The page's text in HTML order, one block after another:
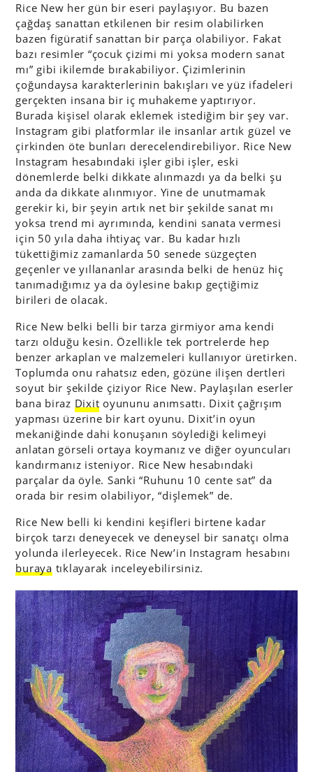
Rice New her gün bir eseri paylaşıyor. Bu bazen
çağdaş sanattan etkilenen bir resim olabilirken
bazen figüratif sanattan bir parça olabiliyor. Fakat
bazı resimler “çocuk çizimi mi yoksa modern sanat
mı” gibi ikilemde bırakabiliyor. Çizimlerinin
çoğundaysa karakterlerinin bakışları ve yüz ifadeleri
gerçekten insana bir iç muhakeme yaptırıyor.
Burada kişisel olarak eklemek istediğim bir şey var.
Instagram gibi platformlar ile insanlar artık güzel ve
çirkinden öte bunları derecelendirebiliyor. Rice New
Instagram hesabındaki işler gibi işler, eski
dönemlerde belki dikkate alınmazdı ya da belki şu
anda da dikkate alınmıyor. Yine de unutmamak
gerekir ki, bir şeyin artık net bir şekilde sanat mı
yoksa trend mi ayrımında, kendini sanata vermesi
için 50 yıla daha ihtiyaç var. Bu kadar hızlı
tükettiğimiz zamanlarda 50 senede süzgeçten
geçenler ve yıllananlar arasında belki de henüz hiç
tanımadığımız ya da öylesine bakıp geçtiğimiz
birileri de olacak.
Rice New belki belli bir tarza girmiyor ama kendi
tarzı olduğu kesin. Özellikle tek portrelerde hep
benzer arkaplan ve malzemeleri kullanıyor üretirken.
Toplumda onu rahatsız eden, gözüne ilişen dertleri
soyut bir şekilde çiziyor Rice New. Paylaşılan eserler
bana biraz Dixit oyununu anımsattı. Dixit çağrışım
yapması üzerine bir kart oyunu. Dixit’in oyun
mekaniğinde dahi konuşanın söylediği kelimeyi
anlatan görseli ortaya koymanız ve diğer oyuncuları
kandırmanız isteniyor. Rice New hesabındaki
parçalar da öyle. Sanki “Ruhunu 10 cente sat” da
orada bir resim olabiliyor, “dişlemek” de.
Rice New belli ki kendini keşifleri birtene kadar
birçok tarzı deneyecek ve deneysel bir sanatçı olma
yolunda ilerleyecek. Rice New’in Instagram hesabını
buraya tıklayarak inceleyebilirsiniz.